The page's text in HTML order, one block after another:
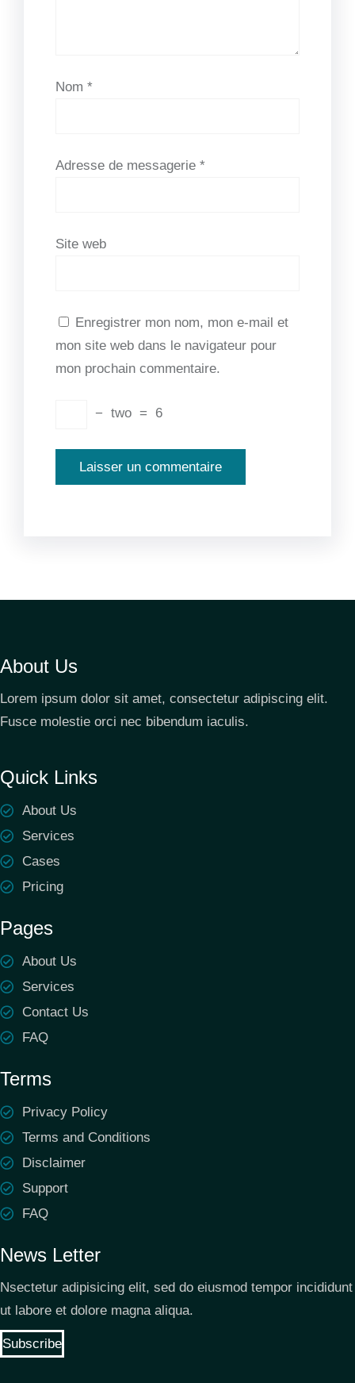
Nom *
Adresse de messagerie *
Site web
Enregistrer mon nom, mon e-mail et
mon site web dans le navigateur pour
mon prochain commentaire.
− two = 6
About Us
Lorem ipsum dolor sit amet, consectetur adipiscing elit.
Fusce molestie orci nec bibendum iaculis.
Quick Links
About Us
Services
Cases
Pricing
Pages
About Us
Services
Contact Us
FAQ
Terms
Privacy Policy
Terms and Conditions
Disclaimer
Support
FAQ
News Letter
Nsectetur adipisicing elit, sed do eiusmod tempor incididunt
ut labore et dolore magna aliqua.
Subscribe